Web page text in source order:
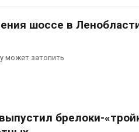
шоссе в
может затопить
брелоки-
с помощью